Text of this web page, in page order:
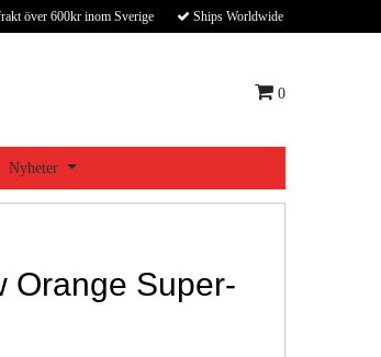
över 600kr inom Sverige Ships Worldwide
0
Nyheter
Orange Super-